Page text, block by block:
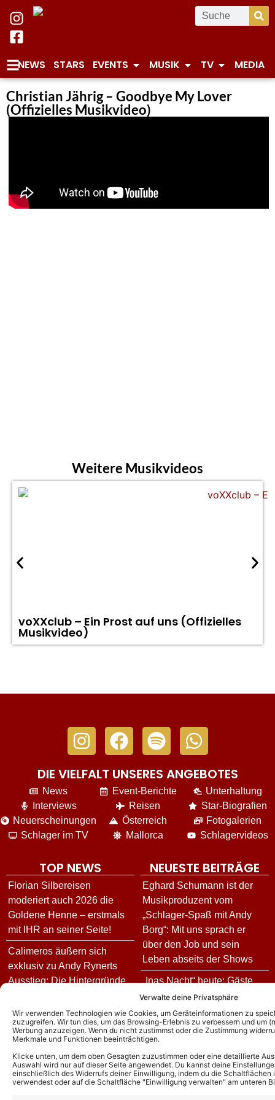
Verwalte deine Privatsphäre
Wir verwenden Technologien wie Cookies, um Geräteinformationen zu
zuzugreifen. Wir tun dies, um das Browsing-Erlebnis zu verbessern und um
Werbung anzuzeigen. Wenn du nicht zustimmst oder die Zustimmung
Merkmale und Funktionen beeinträchtigen.
Klicke unten, um dem oben Gesagten zuzustimmen oder eine detaillierte
Auswahl wird nur auf dieser Seite angewendet. Du kannst deine
einschließlich des Widerrufs deiner Einwilligung, indem du die
verwendest oder auf die Schaltfläche "Einwilligung verwalten" am unteren
NEWS STARS EVENTS MUSIK TV MEDIA
Christian Jährig – Goodbye My Lover
(Offizielles Musikvideo)
Weitere Musikvideos
voXXclub – Ein Prost auf uns (Offizielles
Musikvideo)
DIE VIELFALT UNSERES ANGEBOTES
News
Interviews
Neuerscheinungen
Schlager im TV
Event-Berichte
Reisen
Österreich
Mallorca
Unterhaltung
Star-Biografien
Fotogalerien
Schlagervideos
TOP NEWS
Florian Silbereisen
moderiert auch 2026 die
Goldene Henne – erstmals
mit IHR an seiner Seite!
Calimeros äußern sich
exklusiv zu Andy Rynerts
Ausstieg: Die Hintergründe
Schlagerband weitergeht!
Andy Borg über neue
Das ist für ihn das schönste
Kompliment
NEUESTE BEITRÄGE
Eghard Schumann ist der
Musikproduzent vom
„Schlager-Spaß mit Andy
Borg“: Mit uns sprach er
über den Job und sein
Leben abseits der Shows
„Inas Nacht“ heute: Gäste
und Vorschau zur Folge am
06.08.26
Goldene Henne 2026: Diese
Stars treten in diesem Jahr
bei der Gala auf
Stefan Mross enthüllt: